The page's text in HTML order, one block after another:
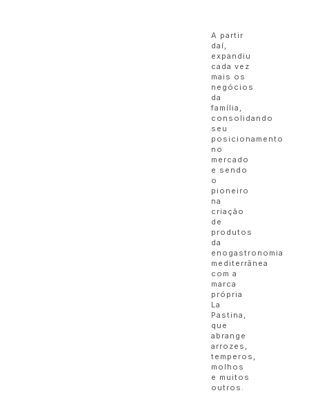
A partir
daí,
expandiu
cada vez
mais os
negócios
da
família,
consolidando
seu
posicionamento
no
mercado
e sendo
o
pioneiro
na
criação
de
produtos
da
enogastronomia
mediterrânea
com a
marca
própria
La
Pastina,
que
abrange
arrozes,
temperos,
molhos
e muitos
outros.